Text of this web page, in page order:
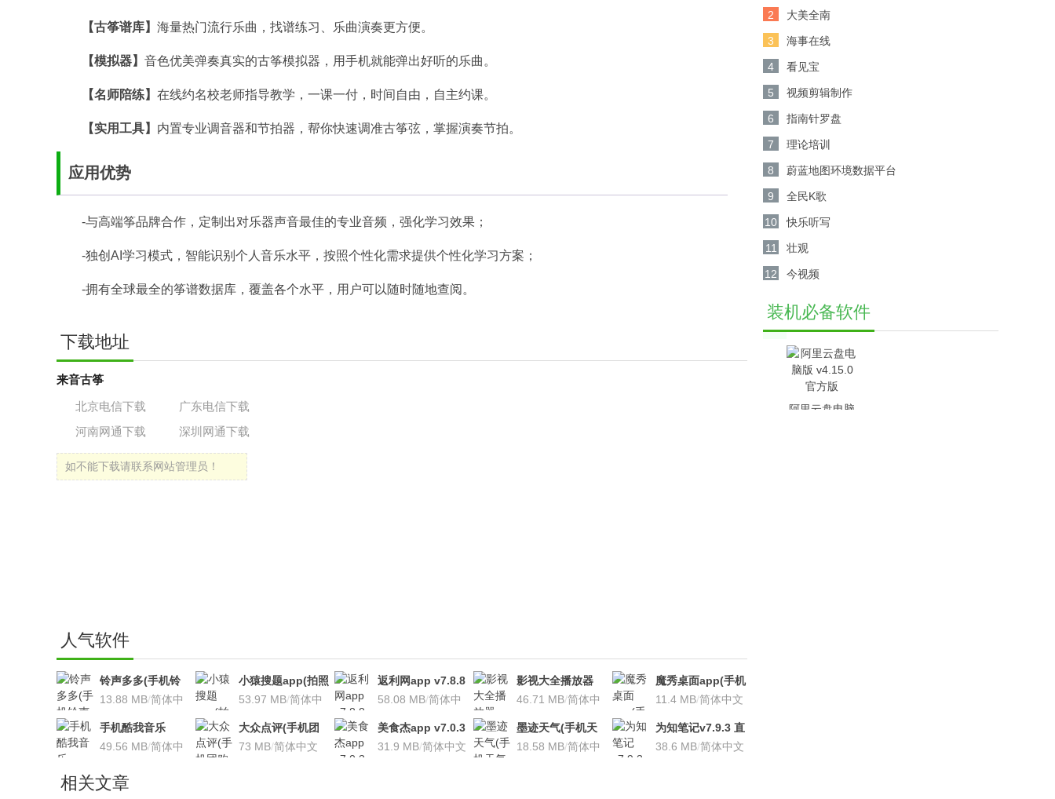
【古筝谱库】 海量热门流行乐曲，找谱练习、乐曲演奏更方便。
【模拟器】 音色优美弹奏真实的古筝模拟器，用手机就能弹出好听的乐曲。
【名师陪练】 在线约名校老师指导教学，一课一付，时间自由，自主约课。
【实用工具】 内置专业调音器和节拍器，帮你快速调准古筝弦，掌握演奏节拍。
应用优势
-与高端筝品牌合作，定制出对乐器声音最佳的专业音频，强化学习效果；
-独创AI学习模式，智能识别个人音乐水平，按照个性化需求提供个性化学习方案；
-拥有全球最全的筝谱数据库，覆盖各个水平，用户可以随时随地查阅。
下载地址
来音古筝
北京电信下载
广东电信下载
河南网通下载
深圳网通下载
如不能下载请联系网站管理员！
人气软件
铃声多多(手机铃
声软件)v8.7.66 安
13.88 MB/简体中
小猿搜题app(拍照
搜题利器)V9.7.2安
53.97 MB/简体中
返利网app v7.8.8
安卓版
58.08 MB/简体中
影视大全播放器
v3.1.7 安卓版
46.71 MB/简体中
魔秀桌面app(手机
桌面软件)v6.8.6
11.4 MB/简体中文
手机酷我音乐
V9.2.3.5 安卓版
49.56 MB/简体中
大众点评(手机团
购软件)V10.18.4
73 MB/简体中文
美食杰app v7.0.3
安卓版
31.9 MB/简体中文
墨迹天气(手机天
气软
18.58 MB/简体中
为知笔记v7.9.3 直
装本地VIP会员版
38.6 MB/简体中文
相关文章
2 大美全南
3 海事在线
4 看见宝
5 视频剪辑制作
6 指南针罗盘
7 理论培训
8 蔚蓝地图环境数据平台
9 全民K歌
10 快乐听写
11 壮观
12 今视频
装机必备软件
阿里云盘电脑